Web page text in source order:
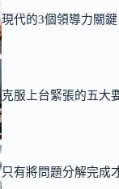
現代的3個領導力關
克服上台緊張的五大
只有將問題分解完成